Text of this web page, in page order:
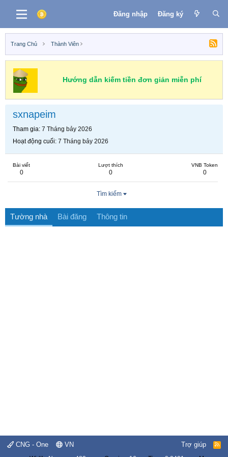
Đăng nhập Đăng ký
Trang Chủ Thành Viên
Hướng dẫn kiếm tiền đơn giản miễn phí
sxnapeim
Tham gia 7 Tháng bảy 2026
Hoạt động cuối 7 Tháng bảy 2026
Bài viết
0
Lượt thích
0
VNB Token
0
Tìm kiếm
Tường nhà Bài đăng Thông tin
CNG - One VN Trợ giúp
R